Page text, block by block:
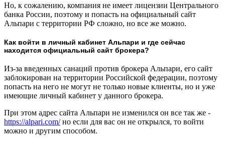
Но, к сожалению, компания не имеет лицензии Центрального
банка России, поэтому и попасть на официальный сайт
Альпари с территории РФ сложно, но все же можно.
Как войти в личный кабинет Альпари и где сейчас
находится официальный сайт брокера?
Из-за введенных санаций против брокера Альпари, его сайт
заблокирован на территории Российской федерации, поэтому
попасть на него не могут не только новые клиенты, но и уже
имеющие личный кабинет у данного брокера.
При этом адрес сайта Альпари не изменился он все так же -
https://alpari.com/но если для вас он не открылся, то войти
можно и другим способом.